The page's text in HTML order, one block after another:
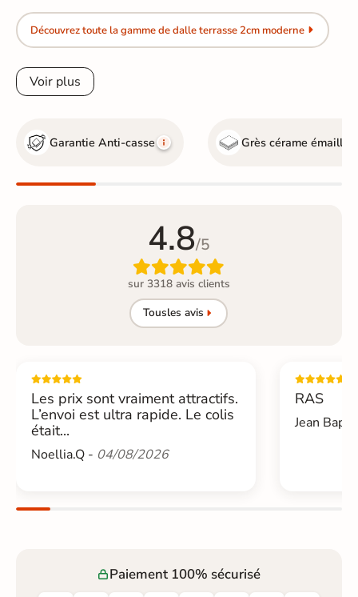
Découvrez toute la gamme de dalle terrasse 2cm moderne
Voir plus
Garantie Anti-casse Grès cérame émaillé
4.8/5

sur 3318 avis clients
Tousles avis
Les prix sont vraiment attractifs.
L’envoi est ultra rapide. Le colis
était...
Noellia.Q - 04/08/2026
RAS
Jean
Paiement 100% sécurisé